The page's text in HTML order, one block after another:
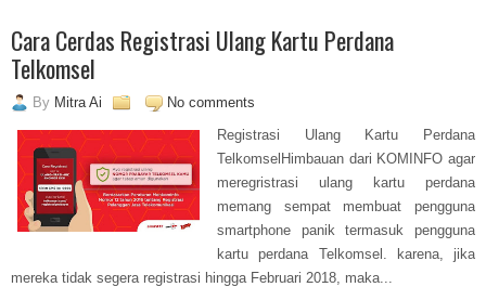
Cara Cerdas Registrasi Ulang Kartu Perdana
Telkomsel
By Mitra Ai
No comments
Registrasi Ulang Kartu Perdana
TelkomselHimbauan dari KOMINFO agar
meregristrasi ulang kartu perdana
memang sempat membuat pengguna
smartphone panik termasuk pengguna
kartu perdana Telkomsel. karena, jika
mereka tidak segera registrasi hingga Februari 2018, maka...